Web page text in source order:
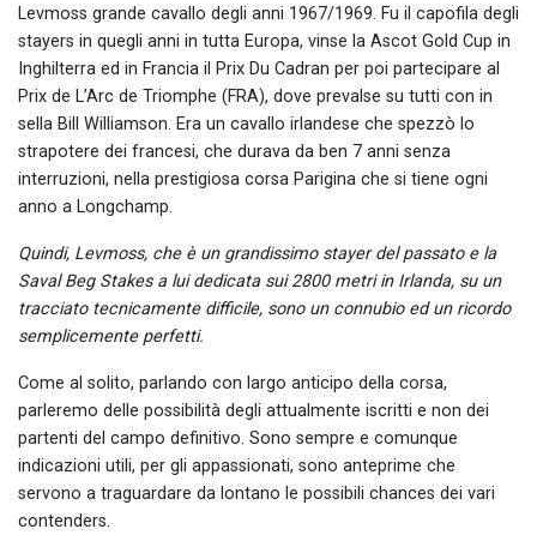
Levmoss grande cavallo degli anni 1967/1969. Fu il capofila degli
stayers in quegli anni in tutta Europa, vinse la Ascot Gold Cup in
Inghilterra ed in Francia il Prix Du Cadran per poi partecipare al
Prix de L’Arc de Triomphe (FRA), dove prevalse su tutti con in
sella Bill Williamson. Era un cavallo irlandese che spezzò lo
strapotere dei francesi, che durava da ben 7 anni senza
interruzioni, nella prestigiosa corsa Parigina che si tiene ogni
anno a Longchamp.
Quindi, Levmoss, che è un grandissimo stayer del passato e la
Saval Beg Stakes a lui dedicata sui 2800 metri in Irlanda, su un
tracciato tecnicamente difficile, sono un connubio ed un ricordo
semplicemente perfetti.
Come al solito, parlando con largo anticipo della corsa,
parleremo delle possibilità degli attualmente iscritti e non dei
partenti del campo definitivo. Sono sempre e comunque
indicazioni utili, per gli appassionati, sono anteprime che
servono a traguardare da lontano le possibili chances dei vari
contenders.